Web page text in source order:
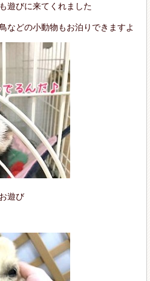
遊びに来てくれました
などの小動物もお泊りできますよ
遊び